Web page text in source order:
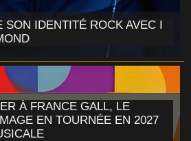
SON IDENTITÉ ROCK AVEC I
À FRANCE GALL, LE
EN TOURNÉE EN 2027